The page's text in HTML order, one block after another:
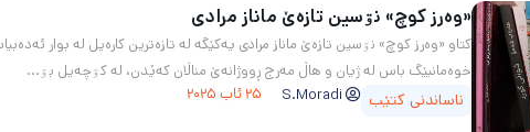
«وەرز کوچ» نۊسین تازەێ ماناز مرادی
کتاو «وەرز کوچ» نۊسین تازەێ ماناز مرادی یەکێگە لە تازەترین کارەیل لە بوار
خوەمانیێگ باس لە ژیان و هاڵ مەرج ڕووژانەێ مناڵان کەێدن، لە کۊچەیل بۊ...
ناساندنی کتێب S.Moradi 25 ئاب 2025